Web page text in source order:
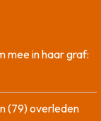
mee in haar graf:
(79) overleden